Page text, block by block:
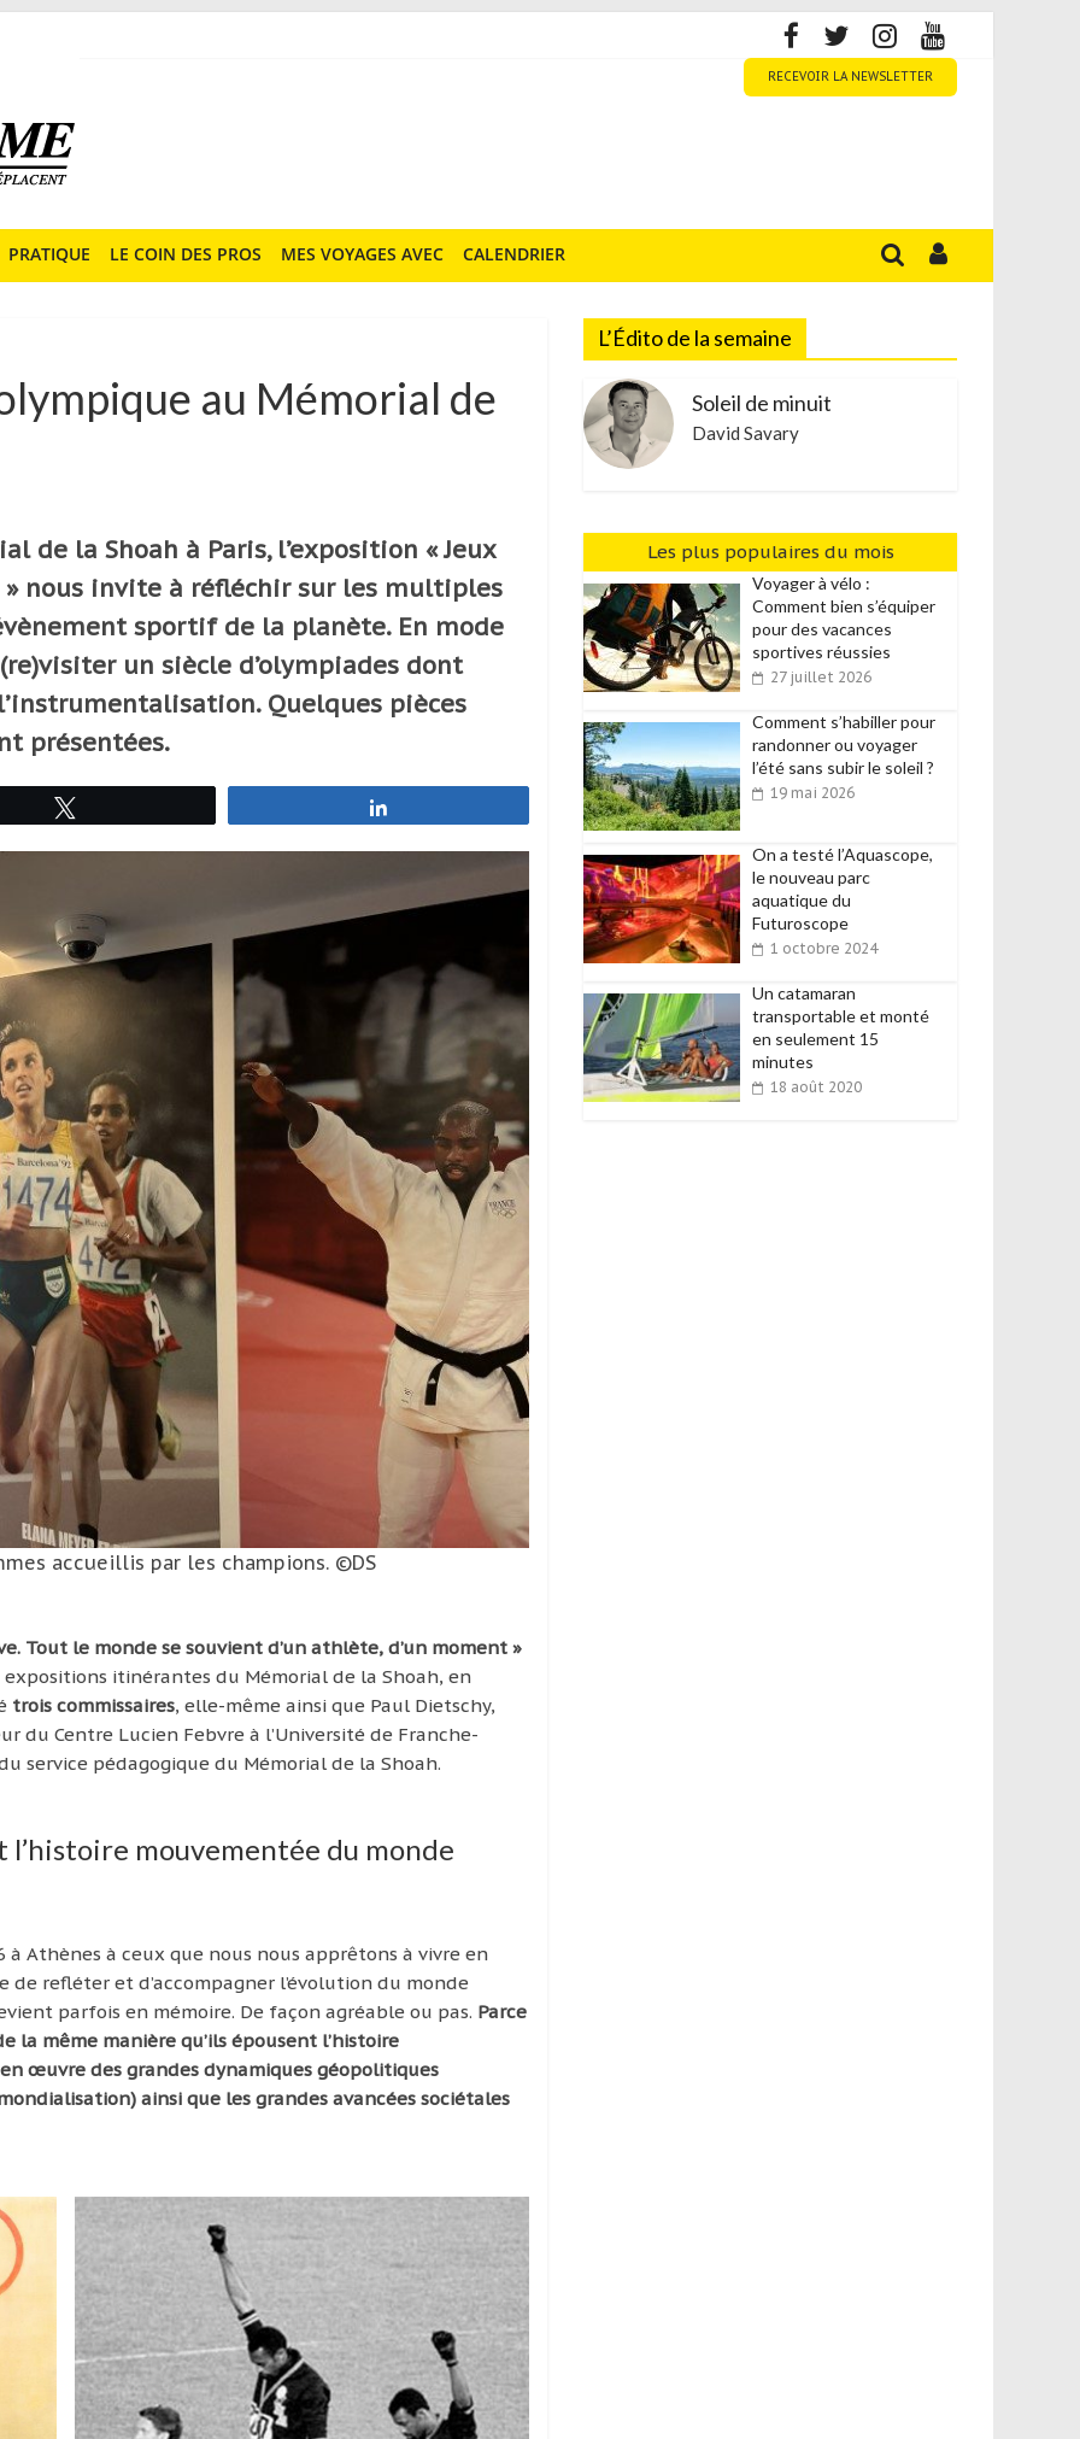
RECEVOIR LA NEWSLETTER
PRATIQUE LE COIN DES PROS MES VOYAGES AVEC CALENDRIER
au Mémorial de
de la Shoah à Paris, l’exposition « Jeux
nous invite à réfléchir sur les multiples
sportif de la planète. En mode
un siècle d’olympiades dont
Quelques pièces
présentées.
accueillis par les champions. ©DS
Tout le monde se souvient d’un athlète, d’un moment »
itinérantes du Mémorial de la Shoah, en
trois commissaires, elle-même ainsi que Paul Dietschy,
du Centre Lucien Febvre à l’Université de Franche-
service pédagogique du Mémorial de la Shoah.
l’histoire mouvementée du monde
à Athènes à ceux que nous nous apprêtons à vivre en
de refléter et d’accompagner l’évolution du monde
parfois en mémoire. De façon agréable ou pas. Parce
la même manière qu’ils épousent l’histoire
œuvre des grandes dynamiques géopolitiques
ainsi que les grandes avancées sociétales
L’Édito de la semaine
Soleil de minuit
David Savary
Les plus populaires du mois
Voyager à vélo :
Comment bien s’équiper
pour des vacances
sportives réussies
27 juillet 2026
Comment s’habiller pour
randonner ou voyager
l’été sans subir le soleil ?
19 mai 2026
On a testé l’Aquascope,
le nouveau parc
aquatique du
Futuroscope
1 octobre 2024
Un catamaran
transportable et monté
en seulement 15
minutes
18 août 2020